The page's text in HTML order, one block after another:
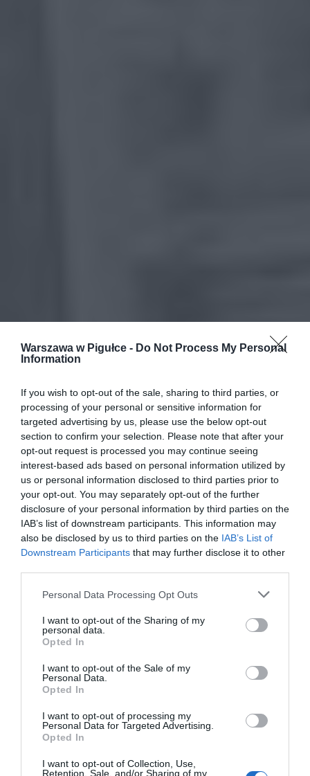
Warszawa w Pigułce - Do Not Process My Personal
Information
If you wish to opt-out of the sale, sharing to third parties, or
processing of your personal or sensitive information for
targeted advertising by us, please use the below opt-out
section to confirm your selection. Please note that after your
opt-out request is processed you may continue seeing
interest-based ads based on personal information utilized by
us or personal information disclosed to third parties prior to
your opt-out. You may separately opt-out of the further
disclosure of your personal information by third parties on the
IAB’s list of downstream participants. This information may
also be disclosed by us to third parties on the IAB’s List of
Downstream Participants that may further disclose it to other
Personal Data Processing Opt Outs
I want to opt-out of the Sharing of my
personal data.
Opted In
I want to opt-out of the Sale of my
Personal Data.
Opted In
I want to opt-out of processing my
Personal Data for Targeted Advertising.
Opted In
I want to opt-out of Collection, Use,
Retention, Sale, and/or Sharing of my